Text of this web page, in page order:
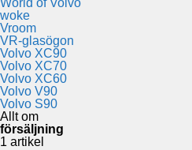
World of Volvo
woke
Vroom
VR-glasögon
Volvo XC90
Volvo XC70
Volvo XC60
Volvo V90
Volvo S90
Allt om
försäljning
1 artikel